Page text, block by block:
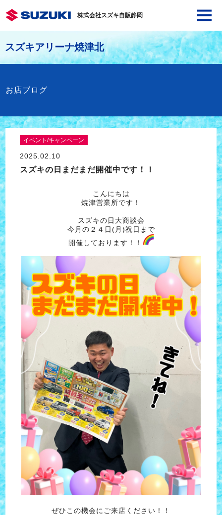
株式会社スズキ自販静岡
スズキアリーナ焼津北
お店ブログ
イベント/キャンペーン
2025.02.10
スズキの日まだまだ開催中です！！
こんにちは
焼津営業所です！
スズキの日大商談会
今月の２４日(月)祝日まで
開催しております！！
ぜひこの機会にご来店ください！！